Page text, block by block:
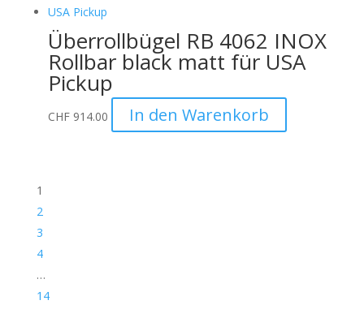
Überrollbügel RB 4062 INOX
Rollbar black matt für USA
Pickup
CHF914.00 In den Warenkorb
1
2
3
4
…
14